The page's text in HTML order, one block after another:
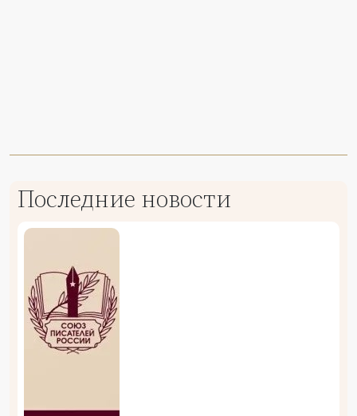
Последние новости